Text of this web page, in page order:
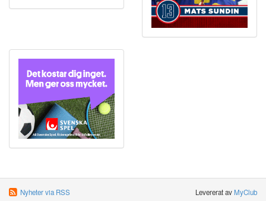
Nyheter via RSS Levererat avMyClub